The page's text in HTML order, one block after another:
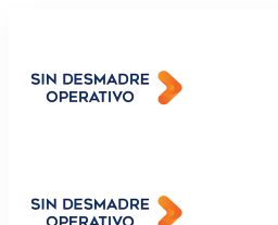
Sin